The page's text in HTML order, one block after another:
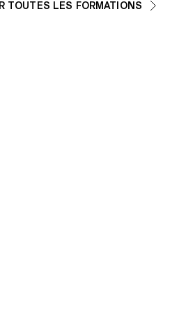
TOUTES LES FORMATIONS